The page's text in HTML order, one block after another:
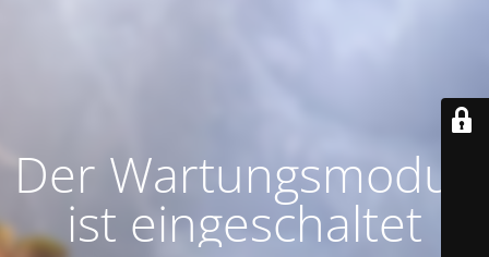
Der Wartungsmodus
ist eingeschaltet